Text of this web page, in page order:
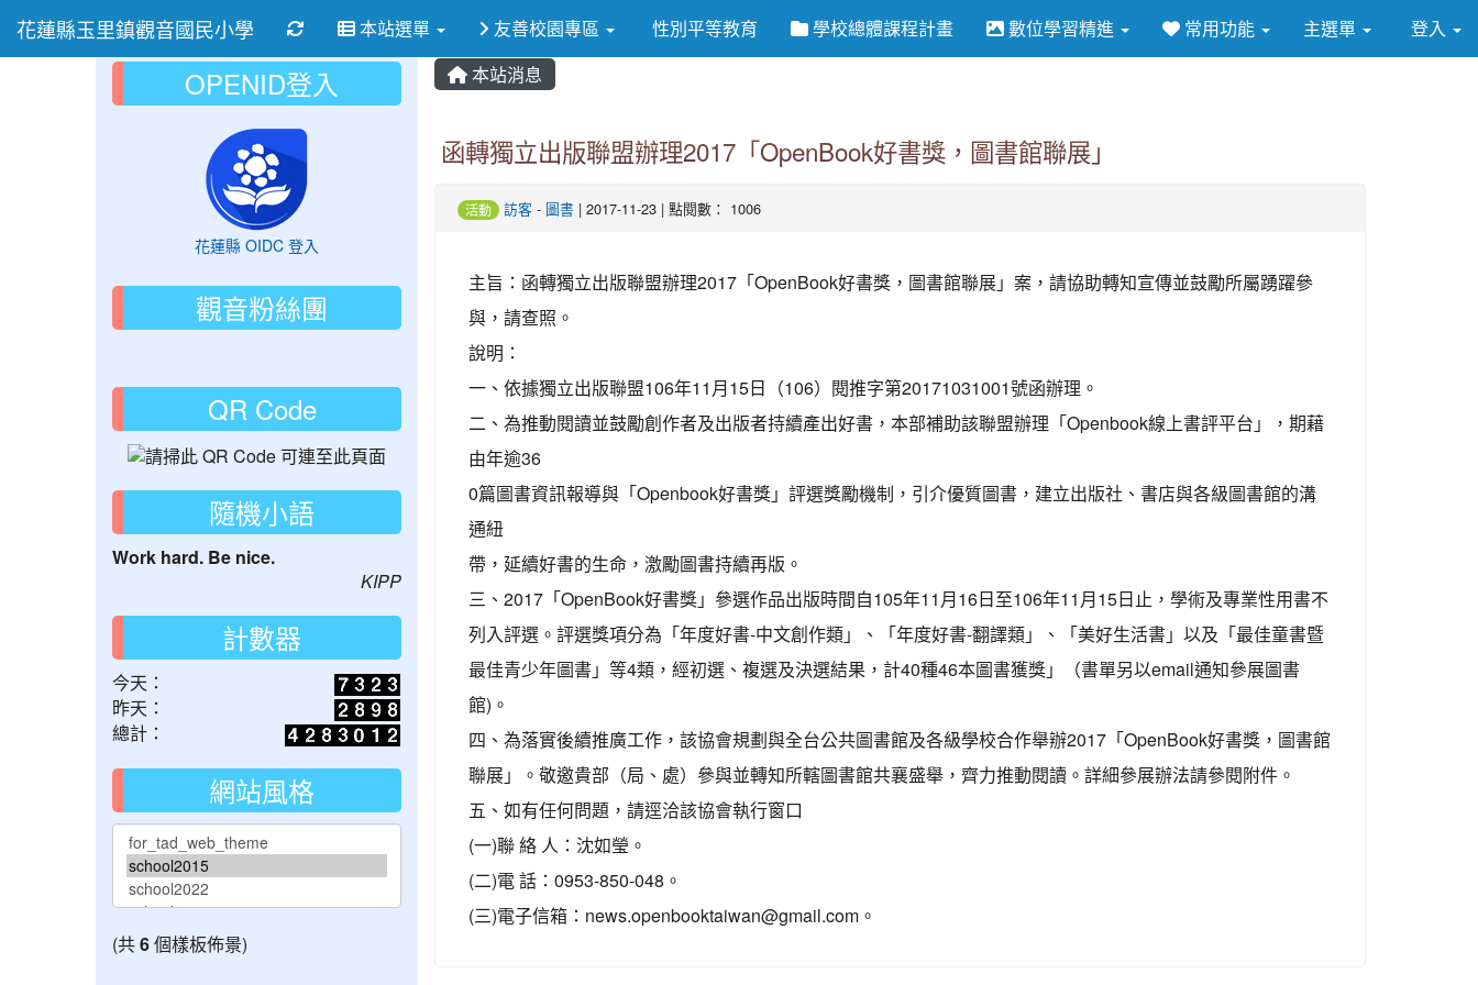
花蓮縣玉里鎮觀音國民小學 重新取得佈景設定
本站選單 友善校園專區 性別平等教育 學校總體課程計畫 數位學習精進 常用功能 主選單 登入
本站消息
函轉獨立出版聯盟辦理2017「OpenBook好書獎，圖書館聯展」
活動 訪客- 圖書 | 2017-11-23 | 點閱數： 1006
主旨：函轉獨立出版聯盟辦理2017「OpenBook好書獎，圖書館聯展」案，請協助轉知宣傳並鼓勵所屬踴躍參
與，請查照。
說明：
一、依據獨立出版聯盟106年11月15日（106）閱推字第20171031001號函辦理。
二、為推動閱讀並鼓勵創作者及出版者持續產出好書，本部補助該聯盟辦理「Openbook線上書評平台」，期藉
由年逾36
0篇圖書資訊報導與「Openbook好書獎」評選獎勵機制，引介優質圖書，建立出版社、書店與各級圖書館的溝
通紐
帶，延續好書的生命，激勵圖書持續再版。
三、2017「OpenBook好書獎」參選作品出版時間自105年11月16日至106年11月15日止，學術及專業性用書不
列入評選。評選獎項分為「年度好書-中文創作類」、「年度好書-翻譯類」、「美好生活書」以及「最佳童書暨
最佳青少年圖書」等4類，經初選、複選及決選結果，計40種46本圖書獲獎」（書單另以email通知參展圖書
館)。
四、為落實後續推廣工作，該協會規劃與全台公共圖書館及各級學校合作舉辦2017「OpenBook好書獎，圖書館
聯展」。敬邀貴部（局、處）參與並轉知所轄圖書館共襄盛舉，齊力推動閱讀。詳細參展辦法請參閱附件。
五、如有任何問題，請逕洽該協會執行窗口
(一)聯 絡 人：沈如瑩。
(二)電 話：0953-850-048。
(三)電子信箱：news.openbooktaiwan@gmail.com。
OPENID登入
花蓮縣 OIDC 登入
觀音粉絲團
QR Code
隨機小語
Work hard. Be nice.
KIPP
計數器
今天：
昨天：
總計：
網站風格
(共6個樣板佈景)